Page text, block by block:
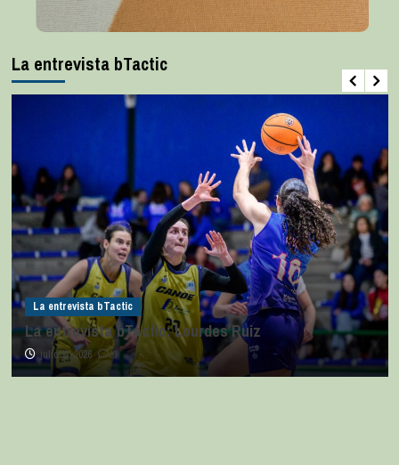
La entrevista bTactic
La entrevista bTactic
La entrevista bTactic: Lourdes Ruiz
julio 11, 2026 0